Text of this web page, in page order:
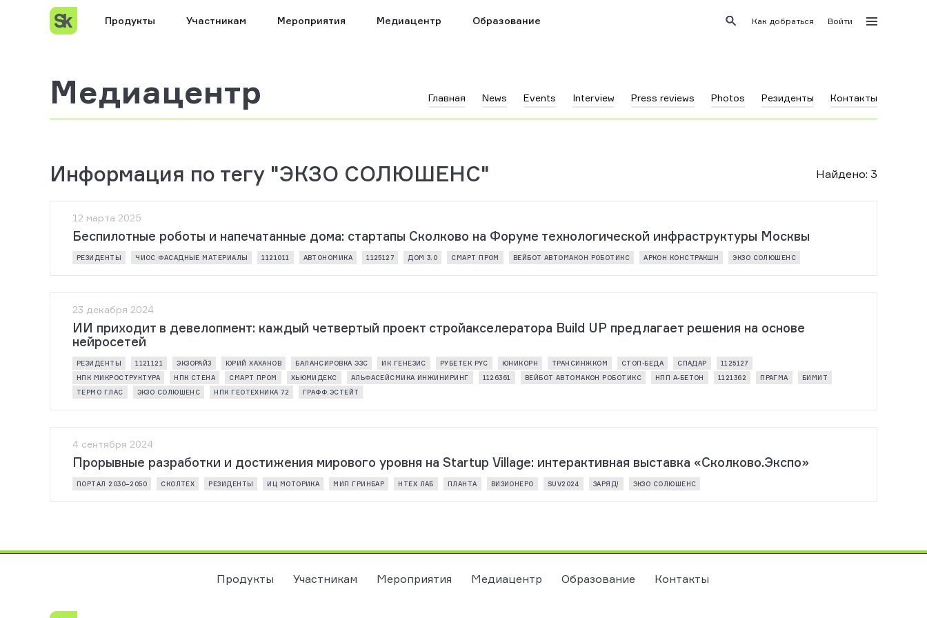
Продукты Участникам Мероприятия Медиацентр Образование Как добраться Войти
Медиацентр Главная News Events Interview Press reviews Photos Резиденты Контакты
Найдено: 3
Информация по тегу "ЭКЗО СОЛЮШЕНС"
12 марта 2025
Беспилотные роботы и напечатанные дома: стартапы Сколково на Форуме технологической инфраструктуры Москвы
РЕЗИДЕНТЫ ЧИОС ФАСАДНЫЕ МАТЕРИАЛЫ 1121011 АВТОНОМИКА 1125127 ДОМ 3.0 СМАРТ ПРОМ ВЕЙБОТ АВТОМАКОН РОБОТИКС АРКОН КОНСТРАКШН ЭКЗО СОЛЮШЕНС
23 декабря 2024
ИИ приходит в девелопмент: каждый четвертый проект стройакселератора Build UP предлагает решения на основе
нейросетей
РЕЗИДЕНТЫ 1121121 ЭКЗОРАЙЗ ЮРИЙ ХАХАНОВ БАЛАНСИРОВКА ЭЗС ИК ГЕНЕЗИС РУБЕТЕК РУС ЮНИКОРН ТРАНСИНЖКОМ СТОП-БЕДА СПАДАР
1125127
НПК МИКРОСТРУКТУРА
НПК СТЕНА СМАРТ ПРОМ ХЬЮМИДЕКС АЛЬФАСЕЙСМИКА ИНЖИНИРИНГ 1126361 ВЕЙБОТ АВТОМАКОН РОБОТИКС НПП А-БЕТОН 1121362 ПРАГМА
БИМИТ
ТЕРМО ГЛАС
ЭКЗО СОЛЮШЕНС НПК ГЕОТЕХНИКА 72 ГРАФФ.ЭСТЕЙТ
4 сентября 2024
Прорывные разработки и достижения мирового уровня на Startup Village: интерактивная выставка «Сколково.Экспо»
ПОРТАЛ 2030–2050 СКОЛТЕХ РЕЗИДЕНТЫ ИЦ МОТОРИКА МИП ГРИНБАР НТЕХ ЛАБ ПЛАНТА ВИЗИОНЕРО SUV2024 ЗАРЯД! ЭКЗО СОЛЮШЕНС
Продукты Участникам Мероприятия Медиацентр Образование Контакты